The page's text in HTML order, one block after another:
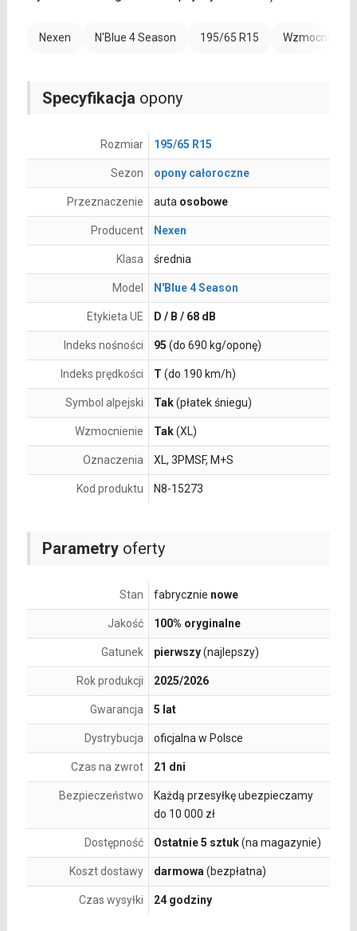
Nexen N'Blue 4 Season 195/65 R15 Wzmocnienie
Parametryoferty
Stan fabrycznie nowe
Jakość 100% oryginalne
Gatunek pierwszy(najlepszy)
Rok produkcji 2025/2026
Gwarancja 5 lat
Dystrybucja oficjalna w Polsce
Czas na zwrot 21 dni
Bezpieczeństwo
Każdą przesyłkę ubezpieczamy
do 10 000 zł
Dostępność Ostatnie 5 sztuk(na magazynie)
Koszt dostawy darmowa (bezpłatna)
Czas wysyłki 24 godziny
Specyfikacja opony
Rozmiar 195/65 R15
Sezon opony całoroczne
Przeznaczenie auta osobowe
Producent Nexen
Klasa średnia
Model N'Blue 4 Season
Etykieta UE D / B / 68 dB
Indeks nośności 95 (do 690 kg/oponę)
Indeks prędkości T (do 190 km/h)
Symbol alpejski Tak(płatek śniegu)
Wzmocnienie Tak(XL)
Oznaczenia XL, 3PMSF, M+S
Kod produktu N8-15273